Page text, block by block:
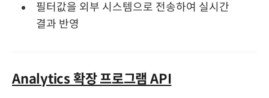
필터값을 외부 시스템으로 전송하여 실시간
결과 반영
Analytics 확장 프로그램 API